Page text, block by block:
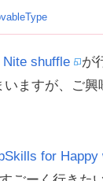
Nite shuffle
が
いますが、ご
for Happy